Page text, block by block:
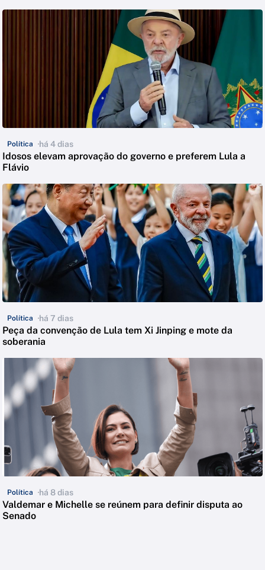
Política há 4 dias
Idosos elevam aprovação do governo e preferem Lula a
Flávio
Política há 7 dias
Peça da convenção de Lula tem Xi Jinping e mote da
soberania
Política há 8 dias
Valdemar e Michelle se reúnem para definir disputa ao
Senado